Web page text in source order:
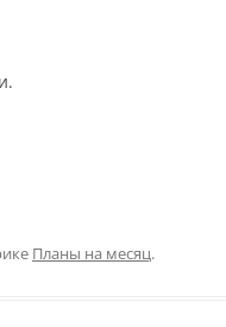
Планы на месяц.